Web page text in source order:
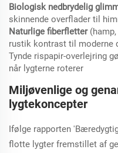
Biologisk nedbrydelig
skinnende overflader til
Naturlige fiberfletter
rustik kontrast til moderne
Tynde rispapir-overlejring
når lygterne roterer
Miljøvenlige og
lygtekoncepter
Ifølge rapporten
flotte lygter fremstillet af